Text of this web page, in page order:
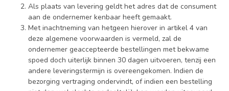
Als plaats van levering geldt het adres dat de consument
aan de ondernemer kenbaar heeft gemaakt.
Met inachtneming van hetgeen hierover in artikel 4 van
deze algemene voorwaarden is vermeld, zal de
ondernemer geaccepteerde bestellingen met bekwame
spoed doch uiterlijk binnen 30 dagen uitvoeren, tenzij een
andere leveringstermijn is overeengekomen. Indien de
bezorging vertraging ondervindt, of indien een bestelling